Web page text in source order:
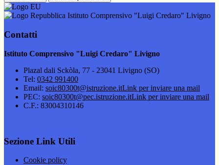
Istituto Comprensivo "Luigi Credaro" Livigno
Contatti
Istituto Comprensivo "Luigi Credaro" Livigno
Plazal dali Sckòla, 77 - 23041 Livigno (SO)
Tel: 0342 991400
Email: soic80300t@istruzione.itLink per inviare una mail
PEC: soic80300t@pec.istruzione.itLink per inviare una mail
C.F.: 83004310146
Sezione Link Utili
Cookie policy